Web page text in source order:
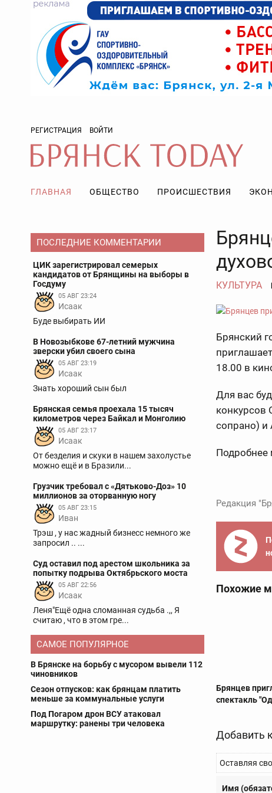
РЕГИСТРАЦИЯ ВОЙТИ
ГЛАВНАЯ ОБЩЕСТВО ПРОИСШЕСТВИЯ
ПОСЛЕДНИЕ КОММЕНТАРИИ
ЦИК зарегистрировал семерых
кандидатов от Брянщины на выборы в
Госдуму
05 АВГ 23:24
Исаак
Буде выбирать ИИ
В Новозыбкове 67-летний мужчина
зверски убил своего сына
05 АВГ 23:19
Исаак
Знать хороший сын был
Брянская семья проехала 15 тысяч
километров через Байкал и Монголию
05 АВГ 23:17
Исаак
От безделия и скуки в нашем захолустье
можно ещё и в Бразили...
Грузчик требовал с «Дятьково-Доз» 10
миллионов за оторванную ногу
05 АВГ 23:15
Иван
Трэш , у нас жадный бизнесс немного же
запросил .. ...
Суд оставил под арестом школьника за
попытку подрыва Октябрьского моста
05 АВГ 22:56
Исаак
Леня"Ещё одна сломанная судьба .,, Я
считаю , что в этом гре...
САМОЕ ПОПУЛЯРНОЕ
В Брянске на борьбу с мусором вывели 112
чиновников
Сезон отпусков: как брянцам платить
меньше за коммунальные услуги
Под Погаром дрон ВСУ атаковал
маршрутку: ранены три человека
КУЛЬТУРА
Брянский
18.00 в
Для вас
конкурсов
сопрано) и
Подробнее
Редакция
Похожие
Брянцев
спектакль
Добавить
Оставляя
Имя